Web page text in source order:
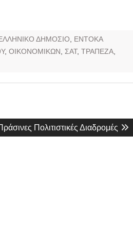
ΔΗΜΟΣΙΟ
ΕΝΤΟΚΑ
, ΟΙΚΟΝΟΜΙΚΩΝ ΣΑΤ, ΤΡΑΠΕΖΑ
Πολιτιστικές Διαδρομές